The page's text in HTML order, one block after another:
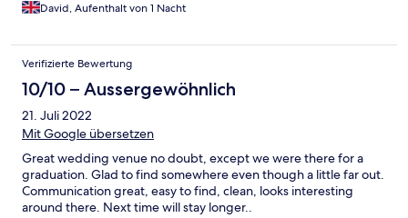
David, Aufenthalt von 1 Nacht
Verifizierte Bewertung
10/10 – Aussergewöhnlich
21. Juli 2022
Mit Google übersetzen
Great wedding venue no doubt, except we were there for a
graduation. Glad to find somewhere even though a little far out.
Communication great, easy to find, clean, looks interesting
around there. Next time will stay longer..